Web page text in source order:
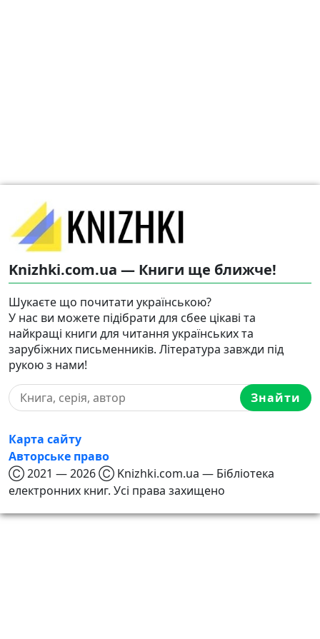
Knizhki.com.ua — Книги ще ближче!
Шукаєте що почитати українською?
У нас ви можете підібрати для сбее цікаві та
найкращі книги для читання українських та
зарубіжних письменників. Література завжди під
рукою з нами!
Знайти
Карта сайту
Авторське право
Ⓒ 2021 — 2026 Ⓒ Knizhki.com.ua — Бібліотека
електронних книг. Усі права захищено